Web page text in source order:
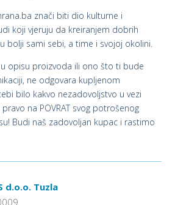
znači biti dio kulturne i
koji vjeruju da kreiranjem dobrih
bolji sami sebi, a time i svojoj okolini.
opisu proizvoda ili ono što ti bude
ne odgovara kupljenom
bilo kakvo nezadovoljstvo u vezi
na POVRAT svog potrošenog
Budi naš zadovoljan kupac i rastimo
d.o.o. Tuzla